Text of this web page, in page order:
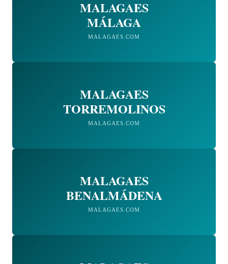
MALAGAES
MÁLAGA
MALAGAES.COM
MALAGAES
TORREMOLINOS
MALAGAES.COM
MALAGAES
BENALMÁDENA
MALAGAES.COM